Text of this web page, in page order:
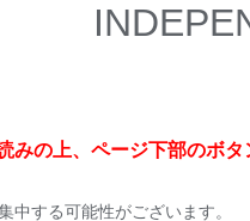
みの上、ページ下部のボタ
する可能性がございます。